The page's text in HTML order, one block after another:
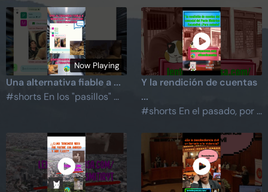
Now Playing
Una alternativa fiable a ...
#shorts En los "pasillos" ...
Y la rendición de cuentas
...
#shorts En el pasado, por ...